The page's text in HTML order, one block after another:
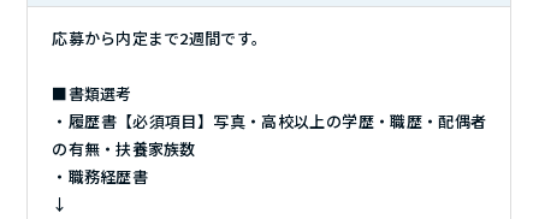
応募から内定まで2週間です。
■書類選考
・履歴書【必須項目】写真・高校以上の学歴・職歴・配偶者
の有無・扶養家族数
・職務経歴書
↓